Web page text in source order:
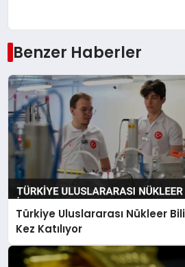
Benzer Haberler
Türkiye Uluslararası Nükleer
Kez Katılıyor